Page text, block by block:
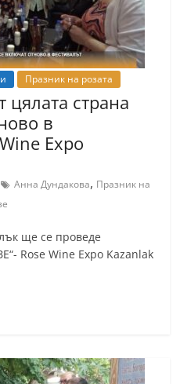
Празник на розата
цялата страна
в
Expo
Анна Дундакова, Празник на
ще се проведе
Rose Wine Expo Kazanlak